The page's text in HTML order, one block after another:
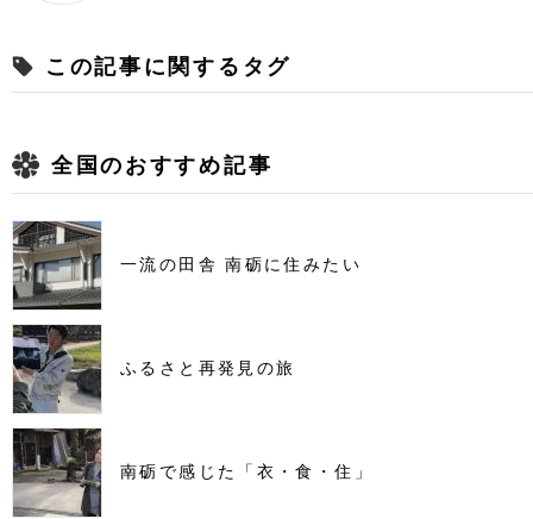
この記事に関するタグ
全国のおすすめ記事
一流の田舎 南砺に住みたい
ふるさと再発見の旅
南砺で感じた「衣・食・住」